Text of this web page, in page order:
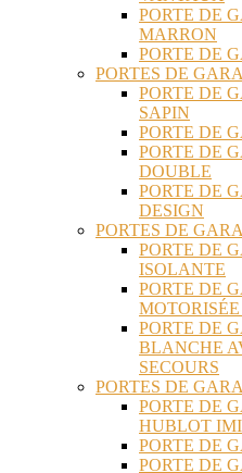
PORTE DE
MARRON
PORTE DE
PORTES DE
PORTE DE
SAPIN
PORTE DE
PORTE DE
DOUBLE
PORTE DE
DESIGN
PORTES DE
PORTE DE
ISOLANTE
PORTE DE
PORTE DE
BLANCHE
SECOURS
PORTES DE
PORTE DE
HUBLOT
PORTE DE
PORTE DE